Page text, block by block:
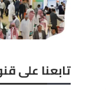
تابعنا على